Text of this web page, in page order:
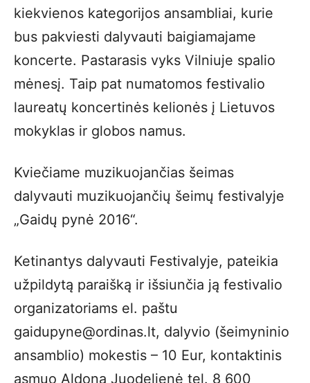
kiekvienos kategorijos ansambliai, kurie
bus pakviesti dalyvauti baigiamajame
koncerte. Pastarasis vyks Vilniuje spalio
mėnesį. Taip pat numatomos festivalio
laureatų koncertinės kelionės į Lietuvos
mokyklas ir globos namus.
Kviečiame muzikuojančias šeimas
dalyvauti muzikuojančių šeimų festivalyje
„Gaidų pynė 2016“.
Ketinantys dalyvauti Festivalyje, pateikia
užpildytą paraišką ir išsiunčia ją festivalio
organizatoriams el. paštu
gaidupyne@ordinas.lt, dalyvio (šeimyninio
ansamblio) mokestis – 10 Eur, kontaktinis
asmuo Aldona Juodelienė tel. 8 600